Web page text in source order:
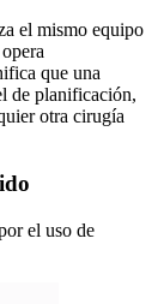
el mismo equipo
que una
de planificación,
otra cirugía
el uso de